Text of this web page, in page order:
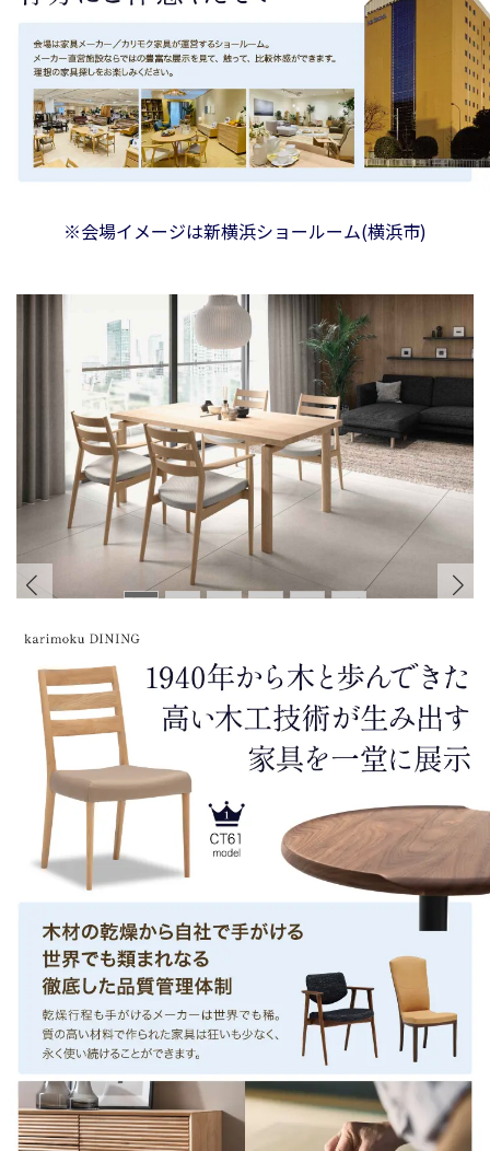
※会場イメージは新横浜ショールーム(横浜市)